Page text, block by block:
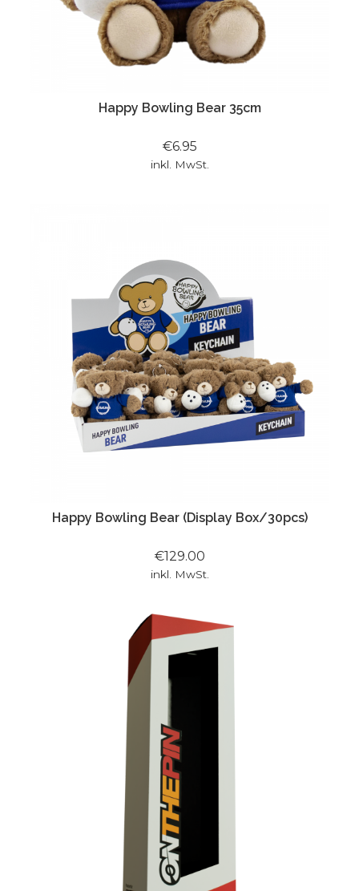
Happy Bowling Bear 35cm
€6.95
inkl. MwSt.
Happy Bowling Bear (Display Box/30pcs)
€129.00
inkl. MwSt.